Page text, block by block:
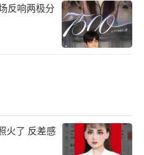
红书发现，“旅游搭子
道暗语。在此类帖子醒
明“仅限女生，各取所
包限女的基本上都是，
反响两极分
火了 反差感